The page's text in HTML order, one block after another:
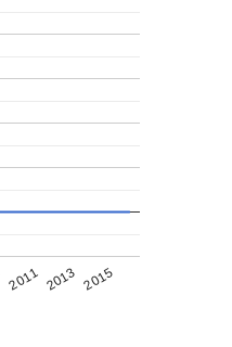
2011 2013 2015